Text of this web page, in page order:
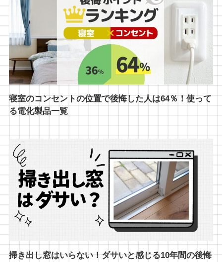
寝室のコンセントの位置で後悔した人は64％！使って
る電化製品一覧
掃き出し窓はいらない！ダサいと感じる10年間の後悔